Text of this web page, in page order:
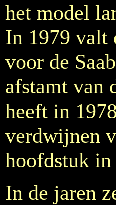
het model
In 1979 valt
voor de
afstamt van
heeft in
verdwijnen
hoofdstuk in
In de jaren